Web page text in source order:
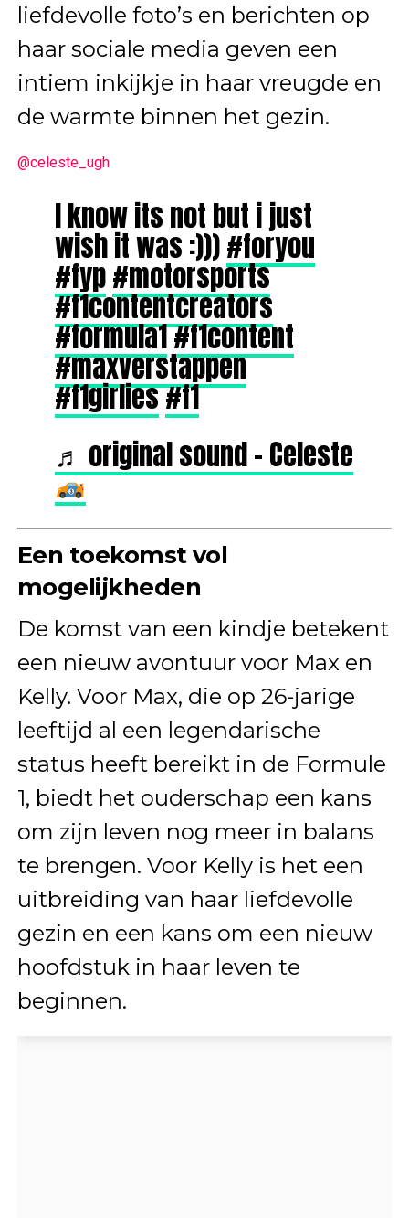
liefdevolle foto’s en berichten op
haar sociale media geven een
intiem inkijkje in haar vreugde en
de warmte binnen het gezin.
@celeste_ugh
I know its not but i just
wish it was :)))#foryou
#fyp#motorsports
#f1contentcreators
#formula1#f1content
#maxverstappen
#f1girlies#f1
♬ original sound – Celeste
Een toekomst vol
mogelijkheden
De komst van een kindje betekent
een nieuw avontuur voor Max en
Kelly. Voor Max, die op 26-jarige
leeftijd al een legendarische
status heeft bereikt in de Formule
1, biedt het ouderschap een kans
om zijn leven nog meer in balans
te brengen. Voor Kelly is het een
uitbreiding van haar liefdevolle
gezin en een kans om een nieuw
hoofdstuk in haar leven te
beginnen.